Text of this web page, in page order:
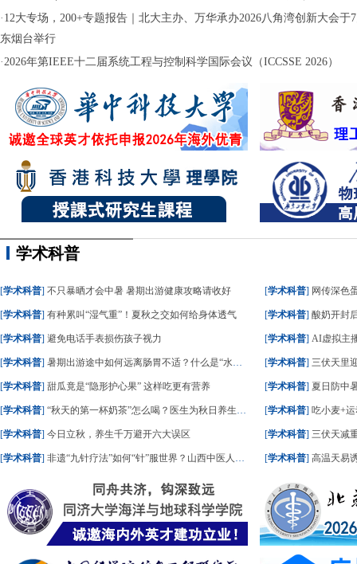
· 12大专场，200+专题报告｜北大主办、万华承办2026八角湾创新大会于
东烟台举行
·2026年第IEEE十二届系统工程与控制科学国际会议（ICCSSE 2026）
学术科普
[学术科普] 不只暴晒才会中暑 暑期出游健康攻略请收好
[学术科普] 有种累叫“湿气重”！夏秋之交如何给身体透气
[学术科普] 避免电话手表损伤孩子视力
[学术科普] 暑期出游途中如何远离肠胃不适？什么是“水土不服”？一文了解
[学术科普] 甜瓜竟是“隐形护心果” 这样吃更有营养
[学术科普] “秋天的第一杯奶茶”怎么喝？医生为秋日养生饮食划重点
[学术科普] 今日立秋，养生千万避开六大误区
[学术科普] 非遗“九针疗法”如何“针”服世界？山西中医人这样答
[学术科普] 网传深色蛋
[学术科普] 酸奶开封
[学术科普] AI虚拟主播
[学术科普] 三伏天里
[学术科普] 夏日防中
[学术科普] 吃小麦+
[学术科普] 三伏天减重
[学术科普] 高温天易